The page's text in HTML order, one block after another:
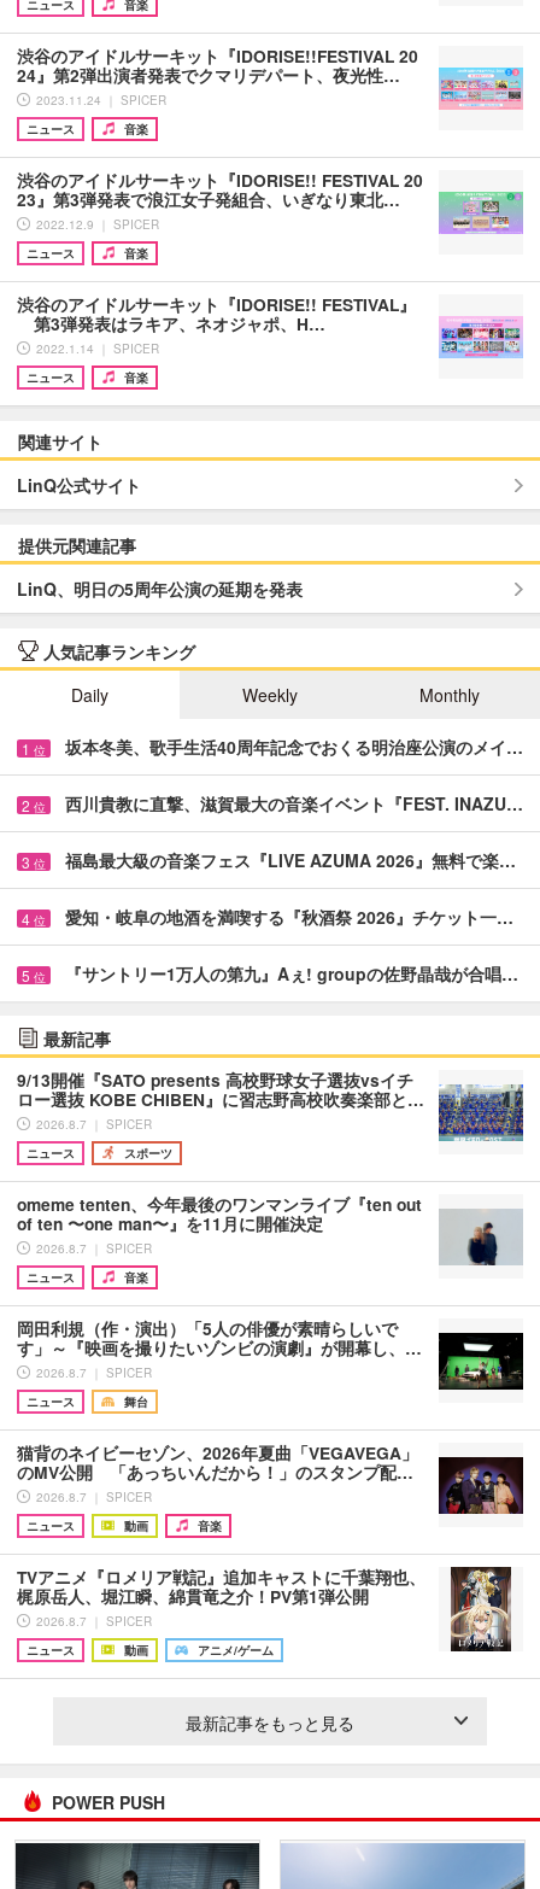
ニュース 音楽
渋谷のアイドルサーキット『IDORISE!!FESTIVAL 20
24』第2弾出演者発表でクマリデパート、夜光性…
2023.11.24 ｜ SPICER
ニュース
音楽
渋谷のアイドルサーキット『IDORISE!! FESTIVAL 20
23』第3弾発表で浪江女子発組合、いぎなり東北…
2022.12.9 ｜ SPICER
ニュース
音楽
渋谷のアイドルサーキット『IDORISE!! FESTIVAL』
第3弾発表はラキア、ネオジャポ、H…
2022.1.14 ｜ SPICER
ニュース
音楽
関連サイト
LinQ公式サイト
提供元関連記事
LinQ、明日の5周年公演の延期を発表
人気記事ランキング
Daily
Weekly Monthly
1 位 坂本冬美、歌手生活40周年記念でおくる明治座公演のメイ…
2 位 西川貴教に直撃、滋賀最大の音楽イベント『FEST. INAZU…
3 位 福島最大級の音楽フェス『LIVE AZUMA 2026』無料で楽…
4 位 愛知・岐阜の地酒を満喫する『秋酒祭 2026』チケット一…
5 位 『サントリー1万人の第九』Aぇ! groupの佐野晶哉が合唱…
最新記事
9/13開催『SATO presents 高校野球女子選抜vsイチ
ロー選抜 KOBE CHIBEN』に習志野高校吹奏楽部と…
2026.8.7 ｜ SPICER
ニュース
スポーツ
omeme tenten、今年最後のワンマンライブ『ten out
of ten 〜one man〜』を11月に開催決定
2026.8.7 ｜ SPICER
ニュース
音楽
岡田利規（作・演出）「5人の俳優が素晴らしいで
す」～『映画を撮りたいゾンビの演劇』が開幕し、…
2026.8.7 ｜ SPICER
ニュース
舞台
猫背のネイビーセゾン、2026年夏曲「VEGAVEGA」
のMV公開 「あっちいんだから！」のスタンプ配…
2026.8.7 ｜ SPICER
ニュース
動画 音楽
TVアニメ『ロメリア戦記』追加キャストに千葉翔也、
梶原岳人、堀江瞬、綿貫竜之介！PV第1弾公開
2026.8.7 ｜ SPICER
ニュース
動画 アニメ/ゲーム
最新記事をもっと見る
POWER PUSH